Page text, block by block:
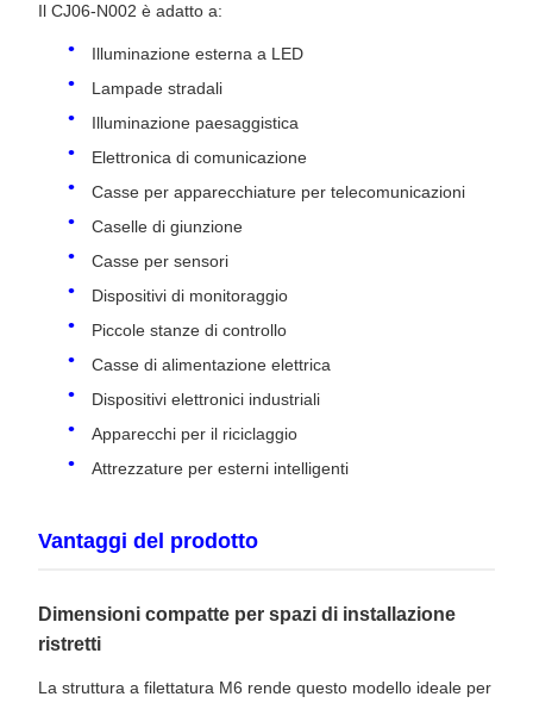
Il CJ06-N002 è adatto a:
Illuminazione esterna a LED
Lampade stradali
Illuminazione paesaggistica
Elettronica di comunicazione
Casse per apparecchiature per telecomunicazioni
Caselle di giunzione
Casse per sensori
Dispositivi di monitoraggio
Piccole stanze di controllo
Casse di alimentazione elettrica
Dispositivi elettronici industriali
Apparecchi per il riciclaggio
Attrezzature per esterni intelligenti
Vantaggi del prodotto
Dimensioni compatte per spazi di installazione
ristretti
La struttura a filettatura M6 rende questo modello ideale per